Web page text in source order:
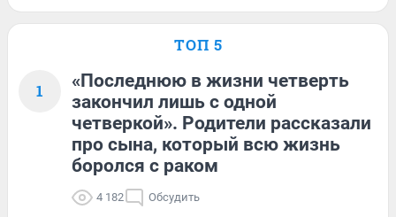
ТОП 5
1
«Последнюю в жизни четверть
закончил лишь с одной
четверкой». Родители рассказали
про сына, который всю жизнь
боролся с раком
4 182 Обсудить